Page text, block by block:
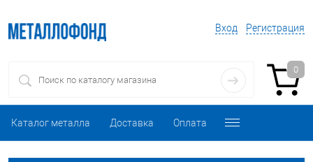
Вход Регистрация
0
Каталог металла Доставка Оплата